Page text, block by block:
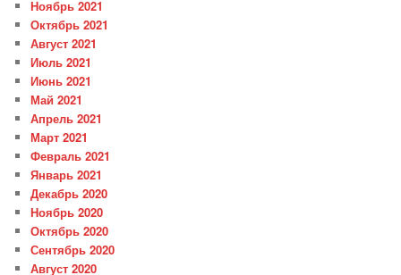
Ноябрь 2021
Октябрь 2021
Август 2021
Июль 2021
Июнь 2021
Май 2021
Апрель 2021
Март 2021
Февраль 2021
Январь 2021
Декабрь 2020
Ноябрь 2020
Октябрь 2020
Сентябрь 2020
Август 2020